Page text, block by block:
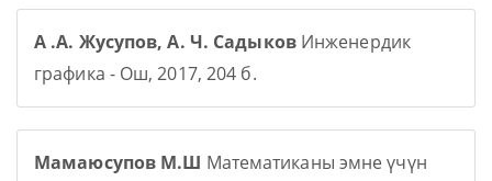
А .А. Жусупов, А. Ч. Садыков Инженердик
графика - Ош, 2017, 204 б.
Мамаюсупов М.Ш Математиканы эмне үчүн